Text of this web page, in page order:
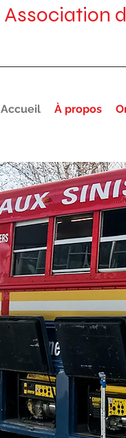
Association
Accueil À propos